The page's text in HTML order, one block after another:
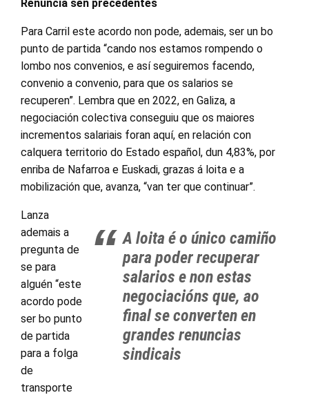
Renuncia sen precedentes
Para Carril este acordo non pode, ademais, ser un bo
punto de partida “cando nos estamos rompendo o
lombo nos convenios, e así seguiremos facendo,
convenio a convenio, para que os salarios se
recuperen”. Lembra que en 2022, en Galiza, a
negociación colectiva conseguiu que os maiores
incrementos salariais foran aquí, en relación con
calquera territorio do Estado español, dun 4,83%, por
enriba de Nafarroa e Euskadi, grazas á loita e a
mobilización que, avanza, “van ter que continuar”.
A loita é o único camiño
para poder recuperar
salarios e non estas
negociacións que, ao
final se converten en
grandes renuncias
sindicais
Lanza
ademais a
pregunta de
se para
alguén “este
acordo pode
ser bo punto
de partida
para a folga
de
transporte